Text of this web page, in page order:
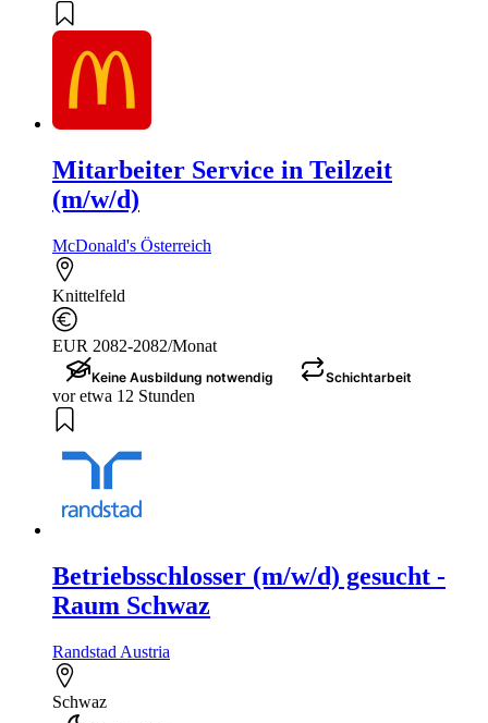
Mitarbeiter Service in Teilzeit
(m/w/d)
McDonald's Österreich
Knittelfeld
EUR 2082-2082/Monat
Keine Ausbildung notwendig Schichtarbeit
vor etwa 12 Stunden
Betriebsschlosser (m/w/d) gesucht -
Raum Schwaz
Randstad Austria
Schwaz